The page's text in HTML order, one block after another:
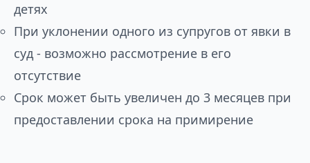
детях
При уклонении одного из супругов от явки в
суд - возможно рассмотрение в его
отсутствие
Срок может быть увеличен до 3 месяцев при
предоставлении срока на примирение